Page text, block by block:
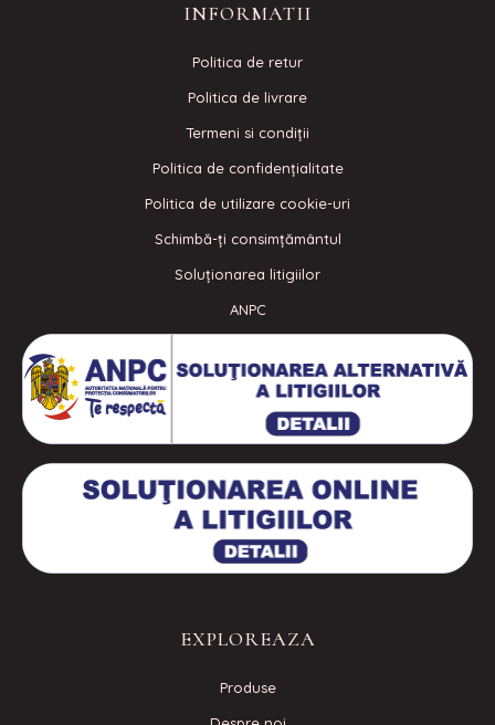
INFORMATII
Politica de retur
Politica de livrare
Termeni si condiţii
Politica de confidenţialitate
Politica de utilizare cookie-uri
Schimbă-ți consimțământul
Soluționarea litigiilor
ANPC
EXPLOREAZA
Produse